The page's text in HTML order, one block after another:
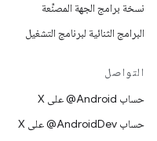
نسخة برامج الجهة المصنِّعة
البرامج الثنائية لبرنامج التشغيل
التواصل
حساب ‎@Android على X
حساب ‎@AndroidDev على X